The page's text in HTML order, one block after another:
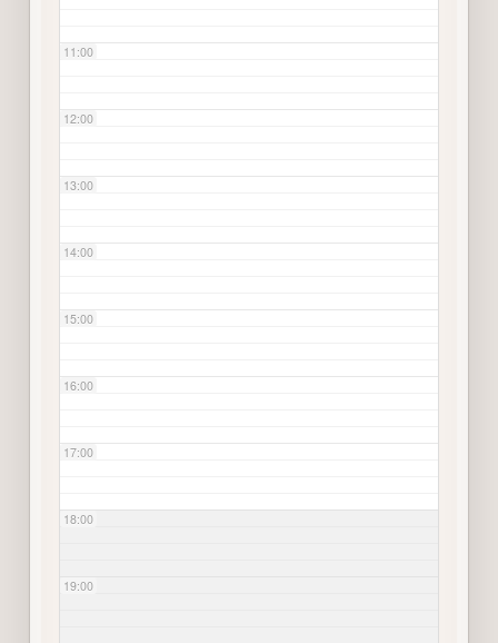
11:00
12:00
13:00
14:00
15:00
16:00
17:00
18:00
19:00